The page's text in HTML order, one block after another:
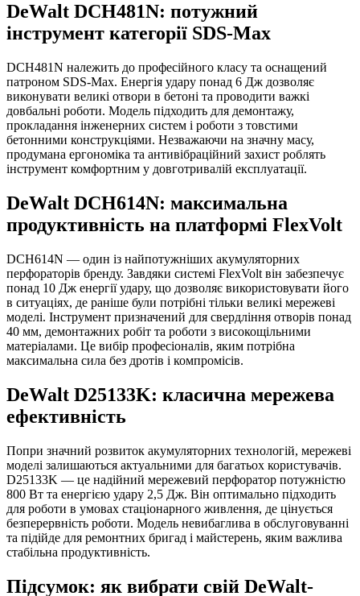
DeWalt DCH481N: потужний
інструмент категорії SDS-Max
DCH481N належить до професійного класу та оснащений
патроном SDS-Max. Енергія удару понад 6 Дж дозволяє
виконувати великі отвори в бетоні та проводити важкі
довбальні роботи. Модель підходить для демонтажу,
прокладання інженерних систем і роботи з товстими
бетонними конструкціями. Незважаючи на значну масу,
продумана ергономіка та антивібраційний захист роблять
інструмент комфортним у довготривалій експлуатації.
DeWalt DCH614N: максимальна
продуктивність на платформі FlexVolt
DCH614N — один із найпотужніших акумуляторних
перфораторів бренду. Завдяки системі FlexVolt він забезпечує
понад 10 Дж енергії удару, що дозволяє використовувати його
в ситуаціях, де раніше були потрібні тільки великі мережеві
моделі. Інструмент призначений для свердління отворів понад
40 мм, демонтажних робіт та роботи з високощільними
матеріалами. Це вибір професіоналів, яким потрібна
максимальна сила без дротів і компромісів.
DeWalt D25133K: класична мережева
ефективність
Попри значний розвиток акумуляторних технологій, мережеві
моделі залишаються актуальними для багатьох користувачів.
D25133K — це надійний мережевий перфоратор потужністю
800 Вт та енергією удару 2,5 Дж. Він оптимально підходить
для роботи в умовах стаціонарного живлення, де цінується
безперервність роботи. Модель невибаглива в обслуговуванні
та підійде для ремонтних бригад і майстерень, яким важлива
стабільна продуктивність.
Підсумок: як вибрати свій DeWalt-